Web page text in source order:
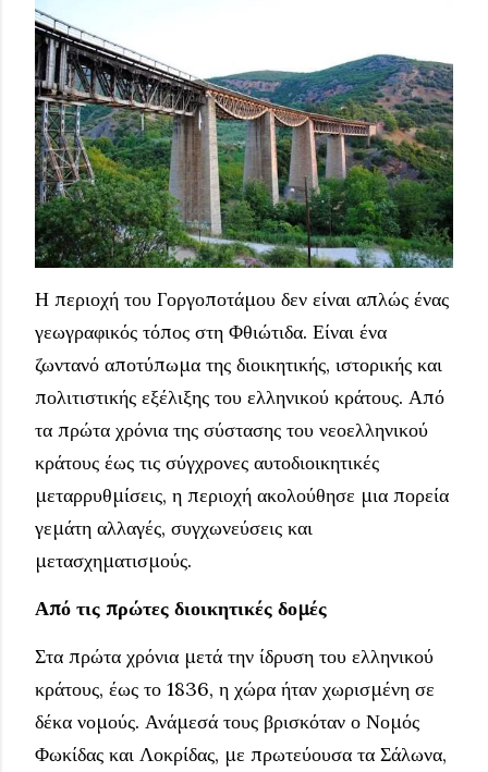
Η περιοχή του Γοργοποτάμου δεν είναι απλώς ένας
γεωγραφικός τόπος στη Φθιώτιδα. Είναι ένα
ζωντανό αποτύπωμα της διοικητικής, ιστορικής και
πολιτιστικής εξέλιξης του ελληνικού κράτους. Από
τα πρώτα χρόνια της σύστασης του νεοελληνικού
κράτους έως τις σύγχρονες αυτοδιοικητικές
μεταρρυθμίσεις, η περιοχή ακολούθησε μια πορεία
γεμάτη αλλαγές, συγχωνεύσεις και
μετασχηματισμούς.
Από τις πρώτες διοικητικές δομές
Στα πρώτα χρόνια μετά την ίδρυση του ελληνικού
κράτους, έως το 1836, η χώρα ήταν χωρισμένη σε
δέκα νομούς. Ανάμεσά τους βρισκόταν ο Νομός
Φωκίδας και Λοκρίδας, με πρωτεύουσα τα Σάλωνα,